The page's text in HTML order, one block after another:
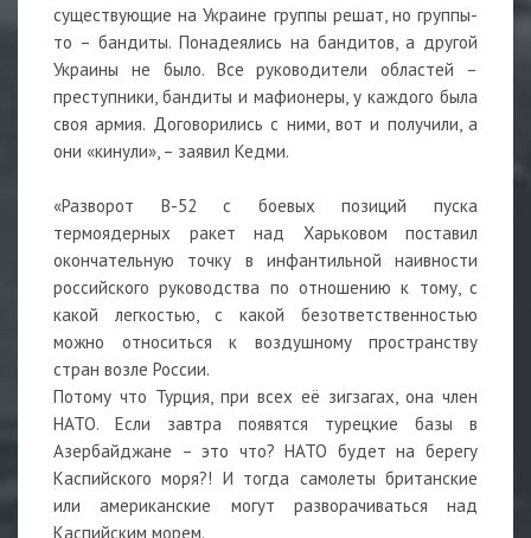
существующие на Украине группы решат, но группы-
то – бандиты. Понадеялись на бандитов, а другой
Украины не было. Все руководители областей –
преступники, бандиты и мафионеры, у каждого была
своя армия. Договорились с ними, вот и получили, а
они «кинули», – заявил Кедми.
«Разворот B-52 с боевых позиций пуска
термоядерных ракет над Харьковом поставил
окончательную точку в инфантильной наивности
российского руководства по отношению к тому, с
какой легкостью, с какой безответственностью
можно относиться к воздушному пространству
стран возле России.
Потому что Турция, при всех её зигзагах, она член
НАТО. Если завтра появятся турецкие базы в
Азербайджане – это что? НАТО будет на берегу
Каспийского моря?! И тогда самолеты британские
или американские могут разворачиваться над
Каспийским морем.